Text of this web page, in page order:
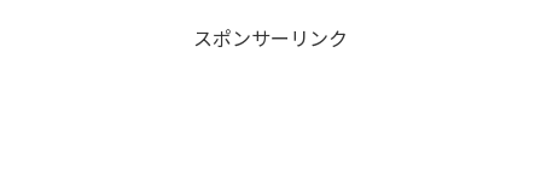
スポンサーリンク